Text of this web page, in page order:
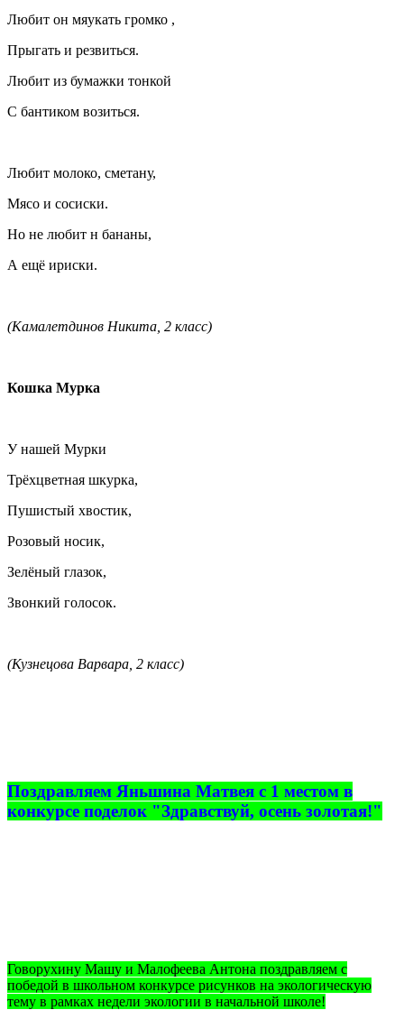
Любит он мяукать громко ,
Прыгать и резвиться.
Любит из бумажки тонкой
С бантиком возиться.
Любит молоко, сметану,
Мясо и сосиски.
Но не любит н бананы,
А ещё ириски.
(Камалетдинов Никита, 2 класс)
Кошка Мурка
У нашей Мурки
Трёхцветная шкурка,
Пушистый хвостик,
Розовый носик,
Зелёный глазок,
Звонкий голосок.
(Кузнецова Варвара, 2 класс)
Поздравляем Яньшина Матвея с 1 местом в
конкурсе поделок "Здравствуй, осень золотая!"
Говорухину Машу и Малофеева Антона поздравляем с
победой в школьном конкурсе рисунков на экологическую
тему в рамках недели экологии в начальной школе!